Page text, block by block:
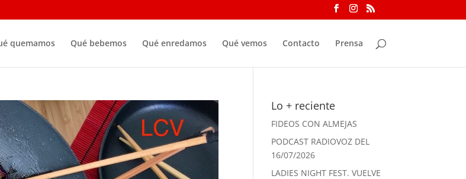
quemamos Qué bebemos Qué enredamos Qué vemos Contacto Prensa
Lo + reciente
FIDEOS CON ALMEJAS
PODCAST RADIOVOZ DEL
16/07/2026
LADIES NIGHT FEST. VUELVE